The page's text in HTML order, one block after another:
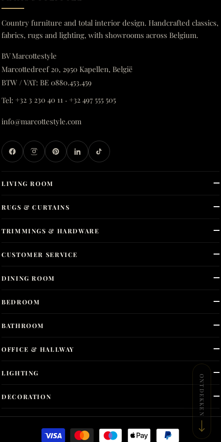
Country furniture and total interior design. Handcrafted classics,
fabrics, rugs and lighting, with showrooms across Belgium.
BV Marcottestyle
Marcottedreef 20, 2950 Kapellen, België
BTW / VAT: BE 0880.453.459
Tel: +32 3 230 40 11 · +32 497 555 505
info@marcottestyle.com
LIVING ROOM
DINING ROOM
BEDROOM
BATHROOM
OFFICE & HALLWAY
LIGHTING
DECORATION
RUGS & CURTAINS
TRIMMINGS & HARDWARE
CUSTOMER SERVICE
ONTDEKKEN